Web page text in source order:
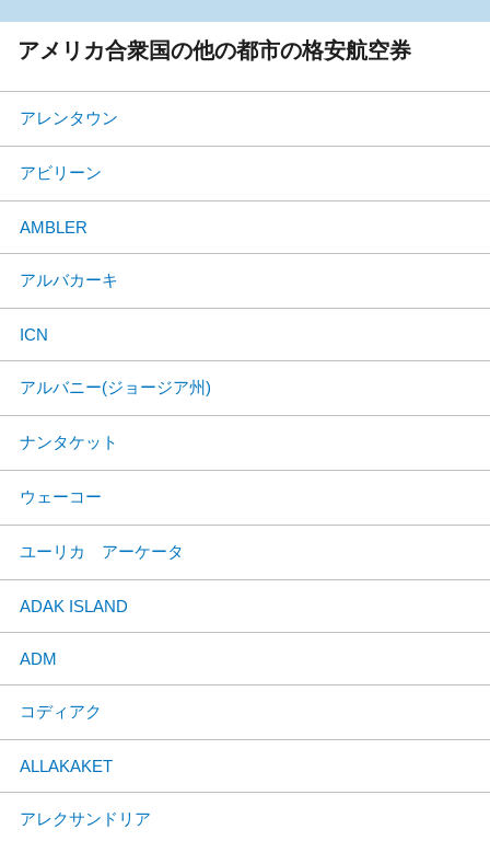
アメリカ合衆国の他の都市の格安航空券
アレンタウン
アビリーン
AMBLER
アルバカーキ
ICN
アルバニー(ジョージア州)
ナンタケット
ウェーコー
ユーリカ アーケータ
ADAK ISLAND
ADM
コディアク
ALLAKAKET
アレクサンドリア